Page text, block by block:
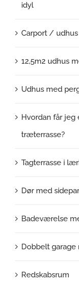
idyl
Carport / udhus
12,5m2 udhus
Udhus med
Hvordan får
træterrasse?
Tagterrasse i
Dør med
Badeværelse
Dobbelt
Redskabsrum